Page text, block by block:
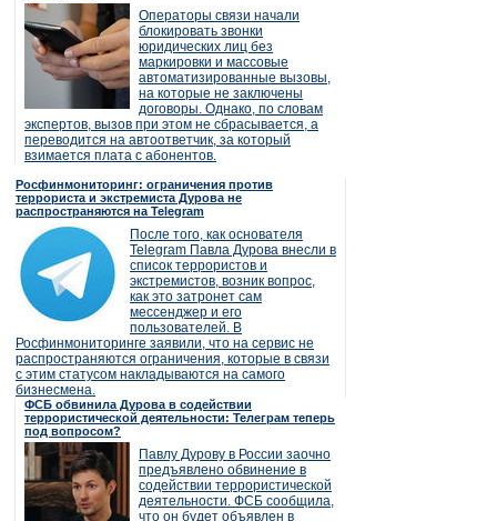
Операторы связи начали
блокировать звонки
юридических лиц без
маркировки и массовые
автоматизированные вызовы,
на которые не заключены
договоры. Однако, по словам
экспертов, вызов при этом не сбрасывается, а
переводится на автоответчик, за который
взимается плата с абонентов.
Росфинмониторинг: ограничения против
террориста и экстремиста Дурова не
распространяются на Telegram
После того, как основателя
Telegram Павла Дурова внесли в
список террористов и
экстремистов, возник вопрос,
как это затронет сам
мессенджер и его
пользователей. В
Росфинмониторинге заявили, что на сервис не
распространяются ограничения, которые в связи
с этим статусом накладываются на самого
бизнесмена.
ФСБ обвинила Дурова в содействии
террористической деятельности: Телеграм теперь
под вопросом?
Павлу Дурову в России заочно
предъявлено обвинение в
содействии террористической
деятельности. ФСБ сообщила,
что он будет объявлен в